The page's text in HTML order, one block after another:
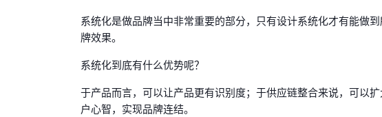
系统化是做品牌当中非常重要的部分，只有设计系统化才有能做
牌效果。
系统化到底有什么优势呢？
于产品而言，可以让产品更有识别度；于供应链整合来说，可以
户心智，实现品牌连结。